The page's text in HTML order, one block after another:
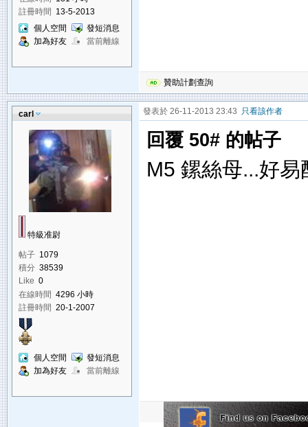
註冊時間 13-5-2013
個人空間
發短消息
加為好友
當前離線
贊助計劃查詢
carl
特級准尉
帖子 1079
積分 38539
Like 0
在線時間 4296 小時
註冊時間 20-1-2007
個人空間
發短消息
加為好友
當前離線
發表於 26-11-2013 23:43 只看該作者
回覆 50# 的帖子
M5 鏍絲母...好易